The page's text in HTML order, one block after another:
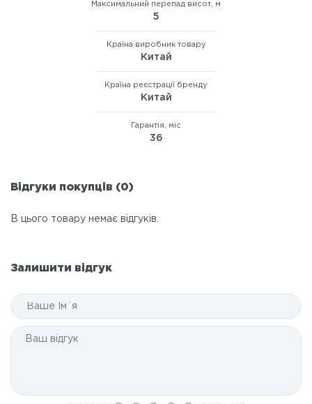
Максимальний перепад висот, м
5
Країна виробник товару
Китай
Країна реєстрації бренду
Китай
Гарантія, міс
36
Відгуки покупців (0)
В цього товару немає відгуків.
Залишити відгук